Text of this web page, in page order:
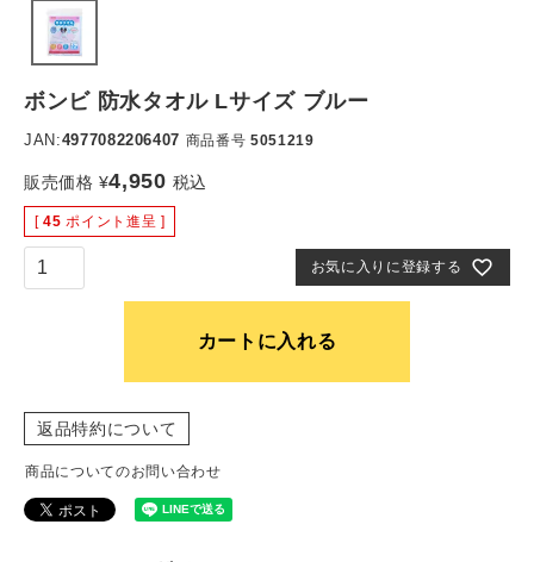
ボンビ 防水タオル Lサイズ ブルー
JAN:4977082206407 商品番号 5051219
販売価格 ¥4,950 税込
[ 45 ポイント進呈 ]
お気に入りに登録する
カートに入れる
返品特約について
商品についてのお問い合わせ